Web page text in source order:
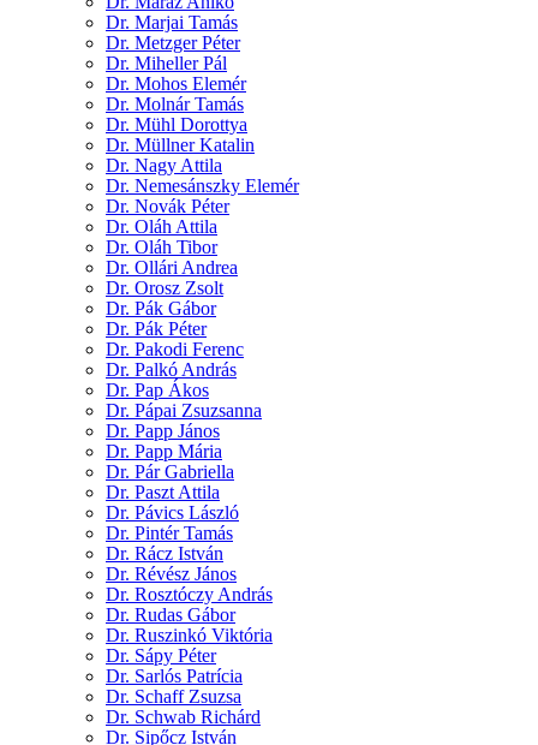
Dr. Marjai Tamás
Dr. Metzger Péter
Dr. Miheller Pál
Dr. Mohos Elemér
Dr. Molnár Tamás
Dr. Mühl Dorottya
Dr. Müllner Katalin
Dr. Nagy Attila
Dr. Nemesánszky Elemér
Dr. Novák Péter
Dr. Oláh Attila
Dr. Oláh Tibor
Dr. Ollári Andrea
Dr. Orosz Zsolt
Dr. Pák Gábor
Dr. Pák Péter
Dr. Pakodi Ferenc
Dr. Palkó András
Dr. Pap Ákos
Dr. Pápai Zsuzsanna
Dr. Papp János
Dr. Papp Mária
Dr. Pár Gabriella
Dr. Paszt Attila
Dr. Pávics László
Dr. Pintér Tamás
Dr. Rácz István
Dr. Révész János
Dr. Rosztóczy András
Dr. Rudas Gábor
Dr. Ruszinkó Viktória
Dr. Sápy Péter
Dr. Sarlós Patrícia
Dr. Schaff Zsuzsa
Dr. Schwab Richárd
Dr. Sipőcz István